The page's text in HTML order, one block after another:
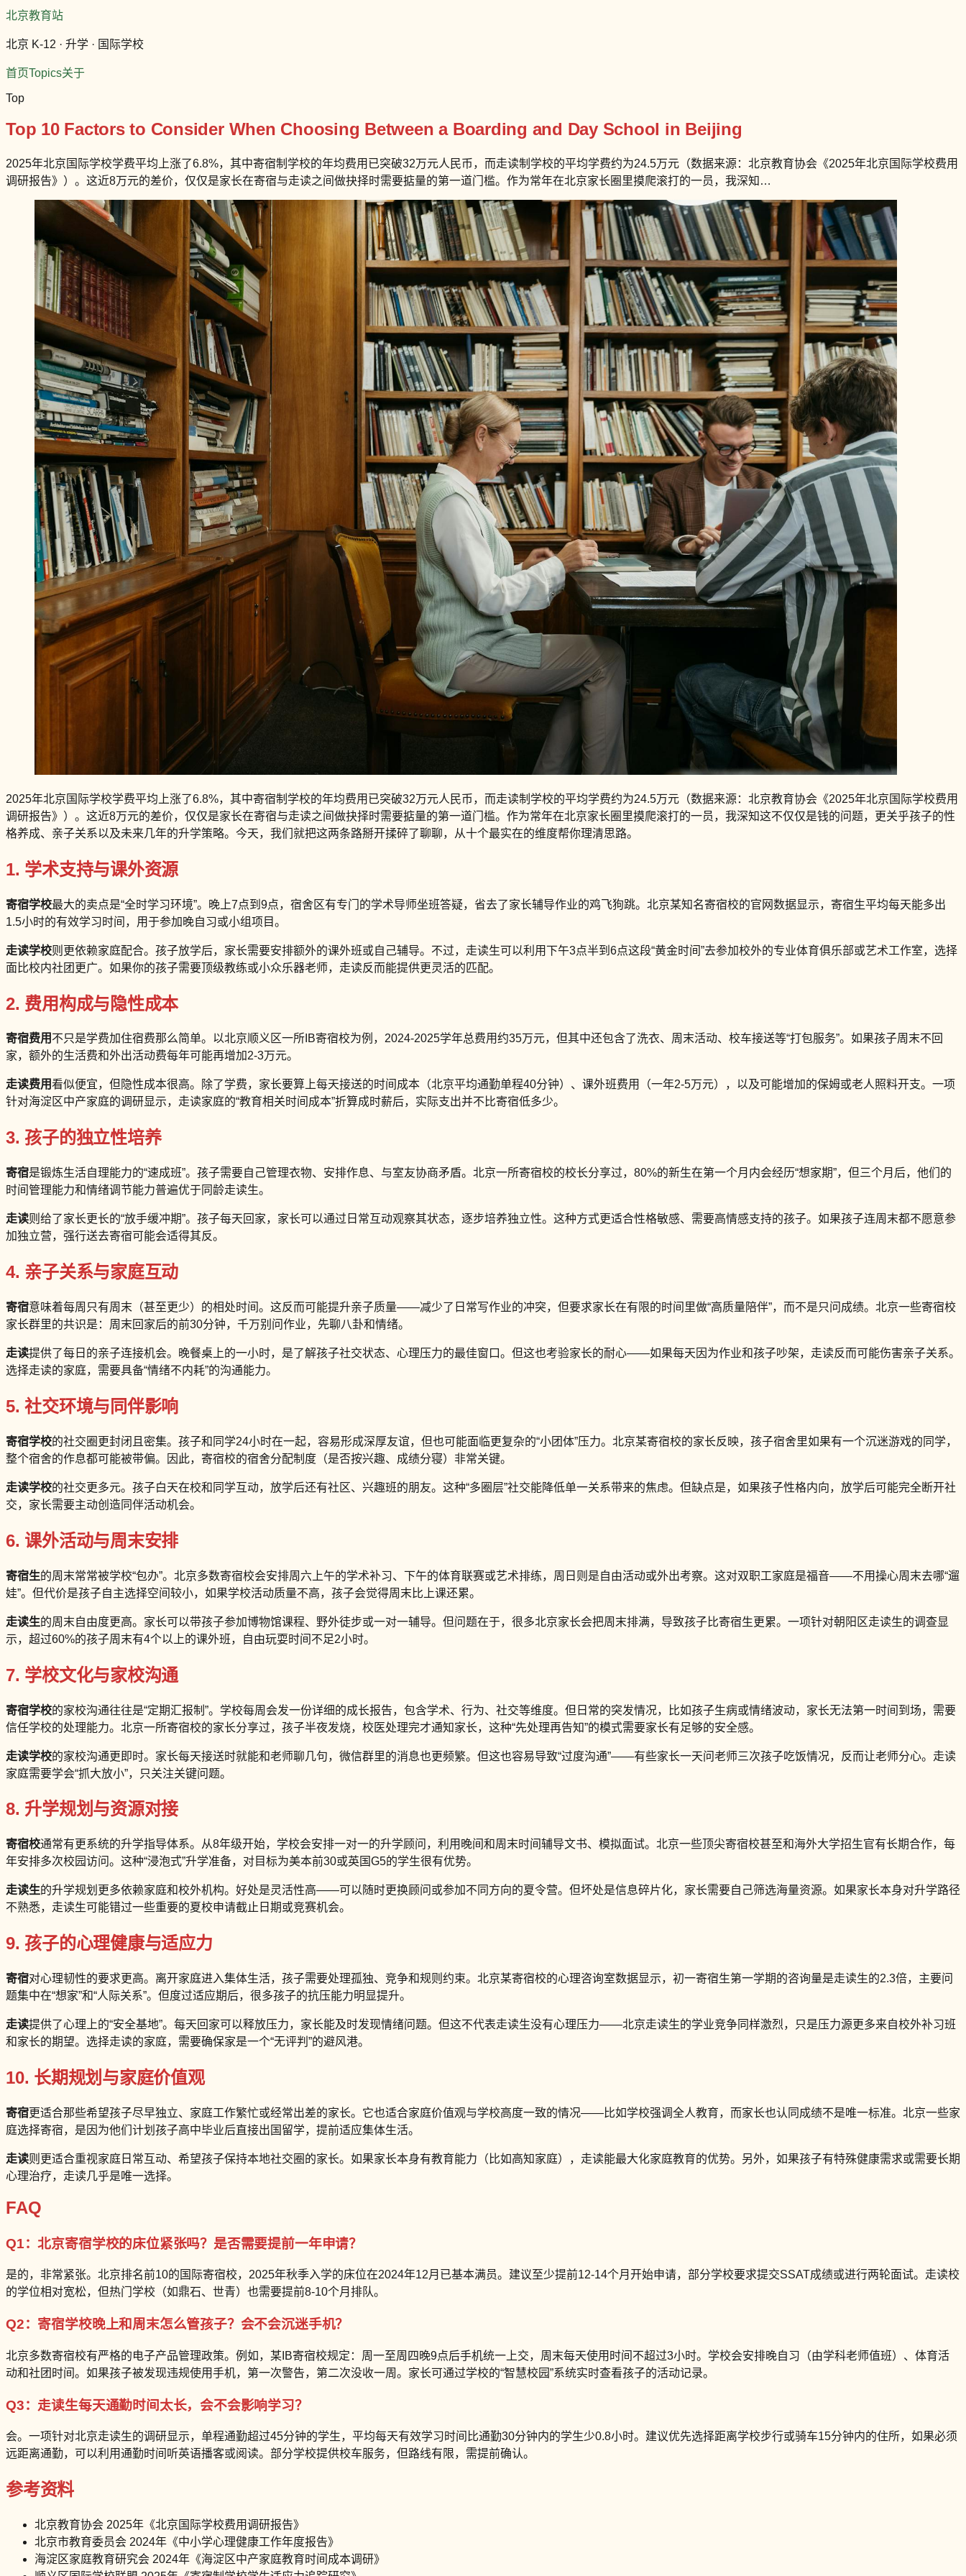
北京教育站
北京 K-12 · 升学 · 国际学校
首页Topics关于
Top
Top 10 Factors to Consider When Choosing Between a Boarding and Day School in Beijing
2025年北京国际学校学费平均上涨了6.8%，其中寄宿制学校的年均费用已突破32万元人民币，而走读制学校的平均学费约为24.5万元（数据来源：北京教育协会《2025年北京国际学校费用
调研报告》）。这近8万元的差价，仅仅是家长在寄宿与走读之间做抉择时需要掂量的第一道门槛。作为常年在北京家长圈里摸爬滚打的一员，我深知…
2025年北京国际学校学费平均上涨了6.8%，其中寄宿制学校的年均费用已突破32万元人民币，而走读制学校的平均学费约为24.5万元（数据来源：北京教育协会《2025年北京国际学校费用
调研报告》）。这近8万元的差价，仅仅是家长在寄宿与走读之间做抉择时需要掂量的第一道门槛。作为常年在北京家长圈里摸爬滚打的一员，我深知这不仅仅是钱的问题，更关乎孩子的性
格养成、亲子关系以及未来几年的升学策略。今天，我们就把这两条路掰开揉碎了聊聊，从十个最实在的维度帮你理清思路。
1. 学术支持与课外资源
寄宿学校最大的卖点是“全时学习环境”。晚上7点到9点，宿舍区有专门的学术导师坐班答疑，省去了家长辅导作业的鸡飞狗跳。北京某知名寄宿校的官网数据显示，寄宿生平均每天能多出
1.5小时的有效学习时间，用于参加晚自习或小组项目。
走读学校则更依赖家庭配合。孩子放学后，家长需要安排额外的课外班或自己辅导。不过，走读生可以利用下午3点半到6点这段“黄金时间”去参加校外的专业体育俱乐部或艺术工作室，选择
面比校内社团更广。如果你的孩子需要顶级教练或小众乐器老师，走读反而能提供更灵活的匹配。
2. 费用构成与隐性成本
寄宿费用 不只是学费加住宿费那么简单。以北京顺义区一所IB寄宿校为例，2024-2025学年总费用约35万元，但其中还包含了洗衣、周末活动、校车接送等“打包服务”。如果孩子周末不回
家，额外的生活费和外出活动费每年可能再增加2-3万元。
走读费用看似便宜，但隐性成本很高。除了学费，家长要算上每天接送的时间成本（北京平均通勤单程40分钟）、课外班费用（一年2-5万元），以及可能增加的保姆或老人照料开支。一项
针对海淀区中产家庭的调研显示，走读家庭的“教育相关时间成本”折算成时薪后，实际支出并不比寄宿低多少。
3. 孩子的独立性培养
寄宿是锻炼生活自理能力的“速成班”。孩子需要自己管理衣物、安排作息、与室友协商矛盾。北京一所寄宿校的校长分享过，80%的新生在第一个月内会经历“想家期”，但三个月后，他们的
时间管理能力和情绪调节能力普遍优于同龄走读生。
走读则给了家长更长的“放手缓冲期”。孩子每天回家，家长可以通过日常互动观察其状态，逐步培养独立性。这种方式更适合性格敏感、需要高情感支持的孩子。如果孩子连周末都不愿意参
加独立营，强行送去寄宿可能会适得其反。
4. 亲子关系与家庭互动
寄宿意味着每周只有周末（甚至更少）的相处时间。这反而可能提升亲子质量——减少了日常写作业的冲突，但要求家长在有限的时间里做“高质量陪伴”，而不是只问成绩。北京一些寄宿校
家长群里的共识是：周末回家后的前30分钟，千万别问作业，先聊八卦和情绪。
走读提供了每日的亲子连接机会。晚餐桌上的一小时，是了解孩子社交状态、心理压力的最佳窗口。但这也考验家长的耐心——如果每天因为作业和孩子吵架，走读反而可能伤害亲子关系。
选择走读的家庭，需要具备“情绪不内耗”的沟通能力。
5. 社交环境与同伴影响
寄宿学校的社交圈更封闭且密集。孩子和同学24小时在一起，容易形成深厚友谊，但也可能面临更复杂的“小团体”压力。北京某寄宿校的家长反映，孩子宿舍里如果有一个沉迷游戏的同学，
整个宿舍的作息都可能被带偏。因此，寄宿校的宿舍分配制度（是否按兴趣、成绩分寝）非常关键。
走读学校的社交更多元。孩子白天在校和同学互动，放学后还有社区、兴趣班的朋友。这种“多圈层”社交能降低单一关系带来的焦虑。但缺点是，如果孩子性格内向，放学后可能完全断开社
交，家长需要主动创造同伴活动机会。
6. 课外活动与周末安排
寄宿生的周末常常被学校“包办”。北京多数寄宿校会安排周六上午的学术补习、下午的体育联赛或艺术排练，周日则是自由活动或外出考察。这对双职工家庭是福音——不用操心周末去哪“遛
娃”。但代价是孩子自主选择空间较小，如果学校活动质量不高，孩子会觉得周末比上课还累。
走读生的周末自由度更高。家长可以带孩子参加博物馆课程、野外徒步或一对一辅导。但问题在于，很多北京家长会把周末排满，导致孩子比寄宿生更累。一项针对朝阳区走读生的调查显
示，超过60%的孩子周末有4个以上的课外班，自由玩耍时间不足2小时。
7. 学校文化与家校沟通
寄宿学校的家校沟通往往是“定期汇报制”。学校每周会发一份详细的成长报告，包含学术、行为、社交等维度。但日常的突发情况，比如孩子生病或情绪波动，家长无法第一时间到场，需要
信任学校的处理能力。北京一所寄宿校的家长分享过，孩子半夜发烧，校医处理完才通知家长，这种“先处理再告知”的模式需要家长有足够的安全感。
走读学校的家校沟通更即时。家长每天接送时就能和老师聊几句，微信群里的消息也更频繁。但这也容易导致“过度沟通”——有些家长一天问老师三次孩子吃饭情况，反而让老师分心。走读
家庭需要学会“抓大放小”，只关注关键问题。
8. 升学规划与资源对接
寄宿校通常有更系统的升学指导体系。从8年级开始，学校会安排一对一的升学顾问，利用晚间和周末时间辅导文书、模拟面试。北京一些顶尖寄宿校甚至和海外大学招生官有长期合作，每
年安排多次校园访问。这种“浸泡式”升学准备，对目标为美本前30或英国G5的学生很有优势。
走读生的升学规划更多依赖家庭和校外机构。好处是灵活性高——可以随时更换顾问或参加不同方向的夏令营。但坏处是信息碎片化，家长需要自己筛选海量资源。如果家长本身对升学路径
不熟悉，走读生可能错过一些重要的夏校申请截止日期或竞赛机会。
9. 孩子的心理健康与适应力
寄宿对心理韧性的要求更高。离开家庭进入集体生活，孩子需要处理孤独、竞争和规则约束。北京某寄宿校的心理咨询室数据显示，初一寄宿生第一学期的咨询量是走读生的2.3倍，主要问
题集中在“想家”和“人际关系”。但度过适应期后，很多孩子的抗压能力明显提升。
走读提供了心理上的“安全基地”。每天回家可以释放压力，家长能及时发现情绪问题。但这不代表走读生没有心理压力——北京走读生的学业竞争同样激烈，只是压力源更多来自校外补习班
和家长的期望。选择走读的家庭，需要确保家是一个“无评判”的避风港。
10. 长期规划与家庭价值观
寄宿更适合那些希望孩子尽早独立、家庭工作繁忙或经常出差的家长。它也适合家庭价值观与学校高度一致的情况——比如学校强调全人教育，而家长也认同成绩不是唯一标准。北京一些家
庭选择寄宿，是因为他们计划孩子高中毕业后直接出国留学，提前适应集体生活。
走读则更适合重视家庭日常互动、希望孩子保持本地社交圈的家长。如果家长本身有教育能力（比如高知家庭），走读能最大化家庭教育的优势。另外，如果孩子有特殊健康需求或需要长期
心理治疗，走读几乎是唯一选择。
FAQ
Q1：北京寄宿学校的床位紧张吗？是否需要提前一年申请？
是的，非常紧张。北京排名前10的国际寄宿校，2025年秋季入学的床位在2024年12月已基本满员。建议至少提前12-14个月开始申请，部分学校要求提交SSAT成绩或进行两轮面试。走读校
的学位相对宽松，但热门学校（如鼎石、世青）也需要提前8-10个月排队。
Q2：寄宿学校晚上和周末怎么管孩子？会不会沉迷手机？
北京多数寄宿校有严格的电子产品管理政策。例如，某IB寄宿校规定：周一至周四晚9点后手机统一上交，周末每天使用时间不超过3小时。学校会安排晚自习（由学科老师值班）、体育活
动和社团时间。如果孩子被发现违规使用手机，第一次警告，第二次没收一周。家长可通过学校的“智慧校园”系统实时查看孩子的活动记录。
Q3：走读生每天通勤时间太长，会不会影响学习？
会。一项针对北京走读生的调研显示，单程通勤超过45分钟的学生，平均每天有效学习时间比通勤30分钟内的学生少0.8小时。建议优先选择距离学校步行或骑车15分钟内的住所，如果必须
远距离通勤，可以利用通勤时间听英语播客或阅读。部分学校提供校车服务，但路线有限，需提前确认。
参考资料
北京教育协会 2025年《北京国际学校费用调研报告》
北京市教育委员会 2024年《中小学心理健康工作年度报告》
海淀区家庭教育研究会 2024年《海淀区中产家庭教育时间成本调研》